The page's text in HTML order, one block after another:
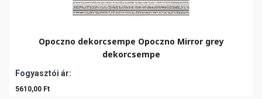
Opoczno dekorcsempe Opoczno Mirror grey
dekorcsempe
Fogyasztói ár:
5610,00 Ft